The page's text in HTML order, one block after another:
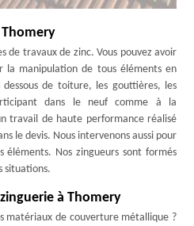
de travaux de zinc. Vous pouvez avoir
la manipulation de tous éléments en
de toiture, les gouttières, les
dans le neuf comme à la
travail de haute performance réalisé
le devis. Nous intervenons aussi pour
Nos zingueurs sont formés
situations.
à Thomery
matériaux de couverture métallique ?